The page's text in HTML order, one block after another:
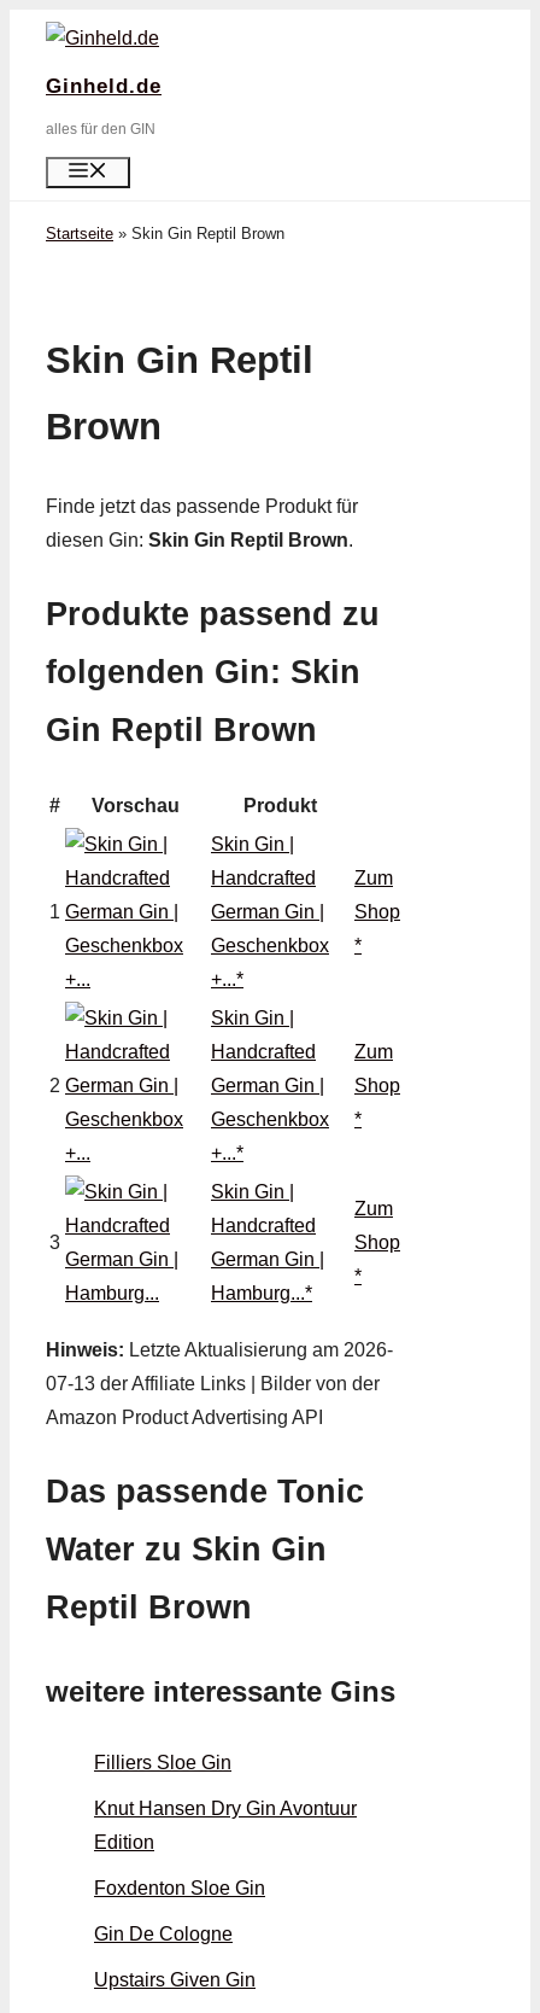
Zum
springen
Ginheld.de
alles für den GIN
Startseite » Skin Gin Reptil Brown
Skin Gin Reptil
Brown
Finde jetzt das passende Produkt für
diesen Gin: Skin Gin Reptil Brown.
Produkte passend zu
folgenden Gin: Skin
Gin Reptil Brown
# Vorschau Produkt
1
Skin Gin |
Handcrafted
German Gin |
Geschenkbox
+...*
Zum
Shop
*
2
Skin Gin |
Handcrafted
German Gin |
Geschenkbox
+...*
Zum
Shop
*
3
Skin Gin |
Handcrafted
German Gin |
Hamburg...*
Zum
Shop
*
Hinweis: Letzte Aktualisierung am 2026-
07-13 der Affiliate Links | Bilder von der
Amazon Product Advertising API
Das passende Tonic
Water zu Skin Gin
Reptil Brown
weitere interessante Gins
Filliers Sloe Gin
Knut Hansen Dry Gin Avontuur
Edition
Foxdenton Sloe Gin
Gin De Cologne
Upstairs Given Gin